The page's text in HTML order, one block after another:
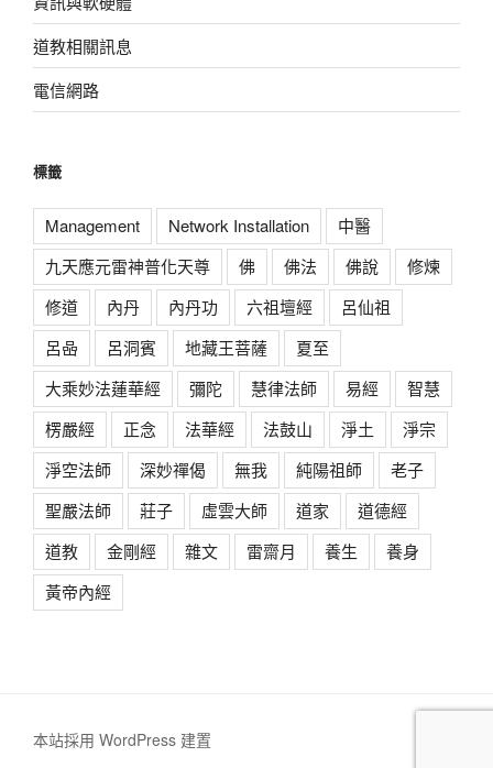
道教相關訊息
電信網路
標籤
Management Network Installation
中醫
九天應元雷神普化天尊
佛 佛法 佛說
修煉
修道
內丹 內丹功 六祖壇經
呂仙祖
呂喦
呂洞賓 地藏王菩薩
夏至
大乘妙法蓮華經
彌陀 慧律法師 易經
智慧
楞嚴經
正念 法華經 法鼓山 淨土
淨宗
淨空法師
深妙禪偈 無我 純陽祖師
老子
聖嚴法師
莊子 虛雲大師 道家
道德經
道教
金剛經 雜文 雷齋月 養生
養身
黃帝內經
本站採用 WordPress 建置